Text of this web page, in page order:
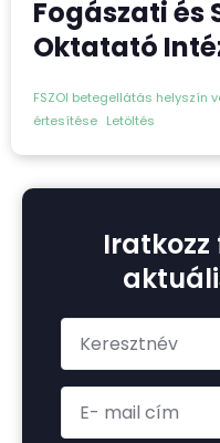
Fogászati és
Oktatató
FSZOI betegellátás helyszín
értesítése Letöltés
Iratkozz